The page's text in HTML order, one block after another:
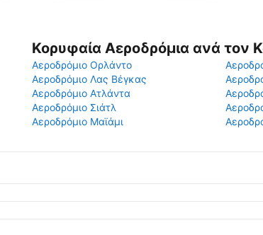
Κορυφαία Αεροδρόμια ανά τον
Αεροδρόμιο Ορλάντο
Αεροδρόμιο Λας Βέγκας
Αεροδρόμιο Ατλάντα
Αεροδρόμιο Σιάτλ
Αεροδρόμιο Μαϊάμι